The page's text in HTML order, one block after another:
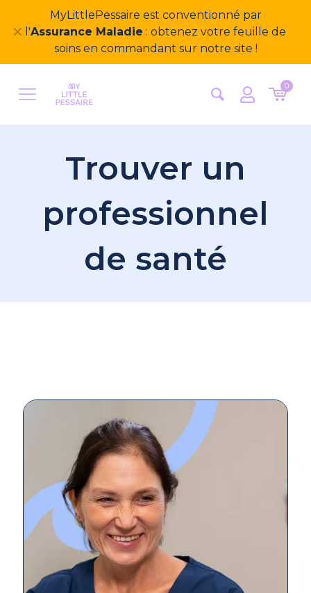
MyLittlePessaire est conventionné par
l'Assurance Maladie : obtenez votre feuille de
soins en commandant sur notre site !
✕
0
Trouver un
professionnel
de santé